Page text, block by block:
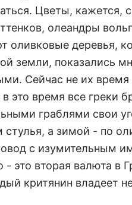
Цветы, кажется,
олеандры
оливковые деревья,
земли, показались
Сейчас не их
это время все греки
граблями свои
а зимой - по
с изумительным
- это вторая валюта в
критянин владеет